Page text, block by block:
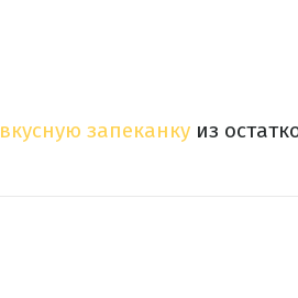
вкусную запеканку из